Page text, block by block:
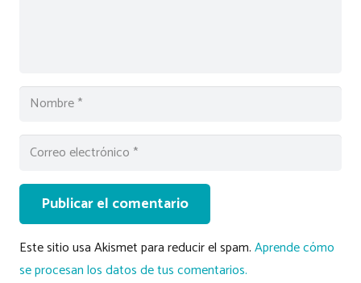
Publicar el comentario
Este sitio usa Akismet para reducir el spam.Aprende cómo
se procesan los datos de tus comentarios.